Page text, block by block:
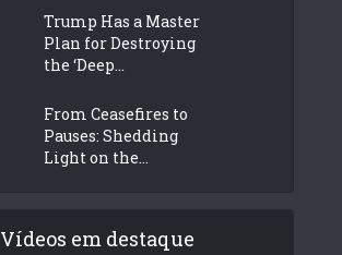
Trump Has a Master
Plan for Destroying
the ‘Deep...
From Ceasefires to
Pauses: Shedding
Light on the...
Vídeos em destaque